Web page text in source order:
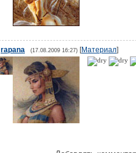
rapana (17.08.2009 16:27) [Материал]